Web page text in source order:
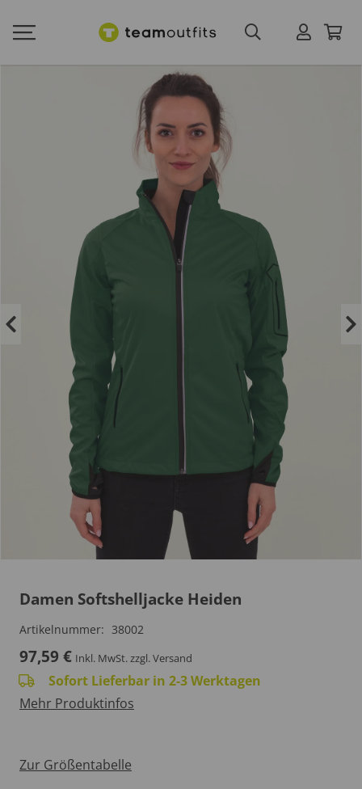
Damen Softshelljacke Heiden
Artikelnummer: 38002
97,59 € Inkl. MwSt.zzgl. Versand
Sofort Lieferbar in 2-3 Werktagen
Mehr Produktinfos
Zur Größentabelle